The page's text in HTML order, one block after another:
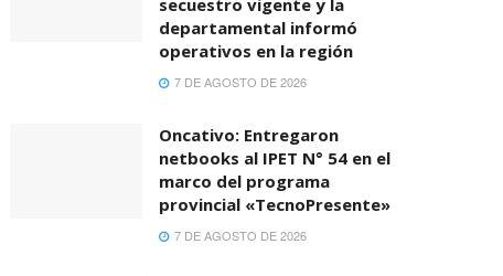
secuestro vigente y la
departamental informó
operativos en la región
7 DE AGOSTO DE 2026
Oncativo: Entregaron
netbooks al IPET N° 54 en el
marco del programa
provincial «TecnoPresente»
7 DE AGOSTO DE 2026